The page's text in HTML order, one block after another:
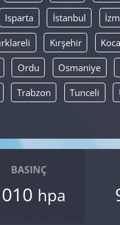
Isparta İstanbul
Kırşehir
Ordu Osmaniye
Trabzon Tunceli
BASINÇ
hpa